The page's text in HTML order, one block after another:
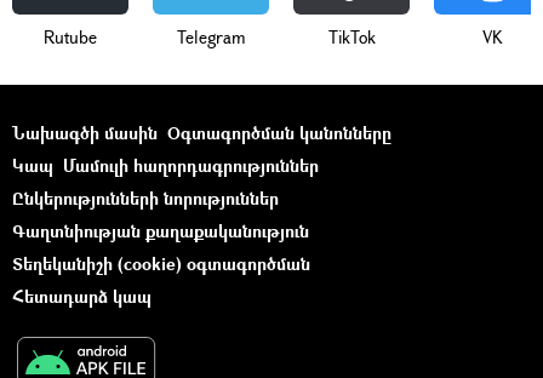
Rutube Telegram ТikТоk VK
Նախագծի մասին Օգտագործման կանոնները
Կապ Մամուլի հաղորդագրություններ
Ընկերությունների նորություններ
Գաղտնիության քաղաքականություն
Տեղեկանիշի (cookie) օգտագործման
Հետադարձ կապ